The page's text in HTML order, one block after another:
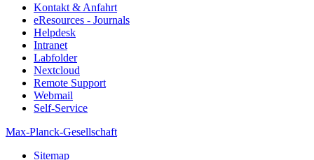
Kontakt & Anfahrt
eResources - Journals
Helpdesk
Intranet
Labfolder
Nextcloud
Remote Support
Webmail
Self-Service
Max-Planck-Gesellschaft
Sitemap